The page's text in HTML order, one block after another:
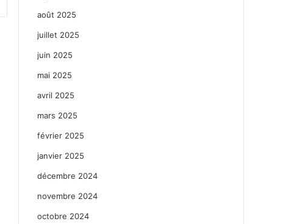
août 2025
juillet 2025
juin 2025
mai 2025
avril 2025
mars 2025
février 2025
janvier 2025
décembre 2024
novembre 2024
octobre 2024